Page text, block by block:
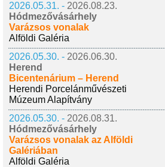
2026.05.31. - 2026.08.23.
Hódmezővásárhely
Varázsos vonalak
Alföldi Galéria
2026.05.30. - 2026.06.30.
Herend
Bicentenárium – Herend
Herendi Porcelánművészeti
Múzeum Alapítvány
2026.05.30. - 2026.08.31.
Hódmezővásárhely
Varázsos vonalak az Alföldi
Galériában
Alföldi Galéria